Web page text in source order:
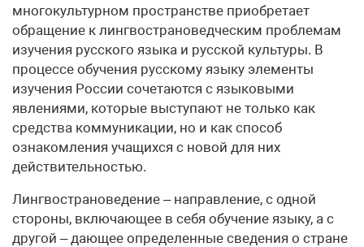
многокультурном пространстве приобретает
обращение к лингвострановедческим проблемам
изучения русского языка и русской культуры. В
процессе обучения русскому языку элементы
изучения России сочетаются с языковыми
явлениями, которые выступают не только как
средства коммуникации, но и как способ
ознакомления учащихся с новой для них
действительностью.
Лингвострановедение – направление, с одной
стороны, включающее в себя обучение языку, а с
другой – дающее определенные сведения о стране